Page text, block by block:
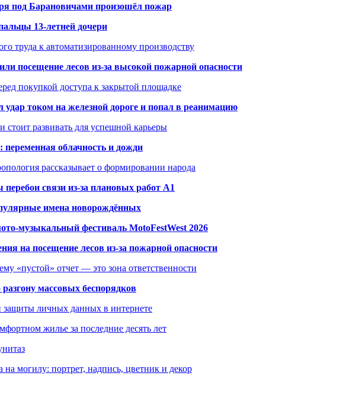
под Барановичами произошёл пожар
13-летней дочери
труда к автоматизированному производству
посещение лесов из-за высокой пожарной опасности
покупкой доступа к закрытой площадке
током на железной дороге и попал в реанимацию
развивать для успешной карьеры
облачность и дожди
рассказывает о формировании народа
связи из-за плановых работ A1
имена новорождённых
музыкальный фестиваль MotoFestWest 2026
на посещение лесов из-за пожарной опасности
«пустой» отчет — это зона ответственности
массовых беспорядков
личных данных в интернете
жилье за последние десять лет
могилу: портрет, надпись, цветник и декор